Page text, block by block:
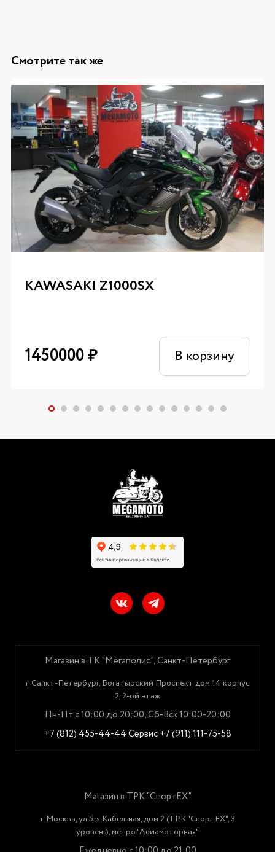
Смотрите так же
KAWASAKI Z1000SX
1450000₽ В корзину
Магазин в ТК "Мегаполис", Санкт-Петербург
г. Санкт-Петербург, Богатырский Проспект дом 14 корпус
2, 2-ой этаж
Пн-Пт с 10:00 до 20:00, Сб-Вск 10:00-20:00
+7 (812) 455-44-44Сервис +7 (911) 111-75-58
Магазин в ТРК "СпортЕХ"
г. Москва, ул.5-я Кабельная, дом 2 (ТРК "СпортЕХ", 3
уровень), метро "Авиамоторная"